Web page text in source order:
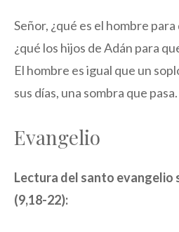
Señor, ¿qué es el hombre
¿qué los hijos de Adán para
El hombre es igual que un
sus días, una sombra que pasa.
Evangelio
Lectura del santo evangelio
(9,18-22):